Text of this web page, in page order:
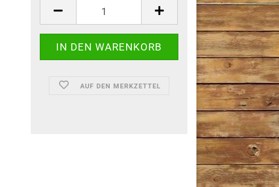
AUF DEN MERKZETTEL